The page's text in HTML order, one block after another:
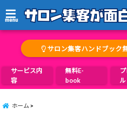
menu
サロン集客ハンドブック
サービス内
容
無料E-
book
ル
ホーム